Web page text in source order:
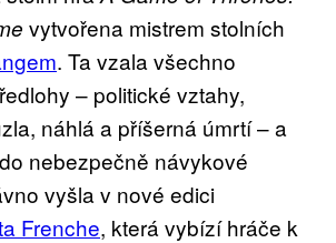
vytvořena mistrem stolních
. Ta vzala všechno
– politické vztahy,
náhlá a příšerná úmrtí – a
nebezpečně návykové
vyšla v nové edici
Frenche, která vybízí hráče k